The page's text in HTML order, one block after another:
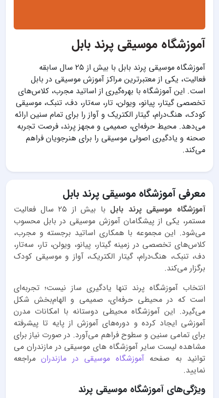
آموزشگاه موسیقی پرند​​​​​​​ بابل
آموزشگاه موسیقی پرند بابل با بیش از ۲۵ سال سابقه
فعالیت، یکی از معتبرترین مراکز آموزش موسیقی در بابل
است. این آموزشگاه با بهره‌گیری از اساتید مجرب، کلاس‌های
تخصصی گیتار، پیانو، ویولن، تار، سه‌تار، دف، تنبک، موسیقی
کودک، هنگ‌درام، گیتار الکتریک و آواز را برای تمام سنین ارائه
می‌دهد. محیط حرفه‌ای، صمیمی و مجهز پرند، فرصت تجربه
صحنه و یادگیری اصولی موسیقی را برای هنرجویان فراهم
می‌کند.
معرفی آموزشگاه موسیقی پرند بابل
آموزشگاه موسیقی پرند بابل
با بیش از ۲۵ سال فعالیت
مستمر، یکی از پیشگامان آموزش موسیقی در بابل محسوب
می‌شود. این مجموعه با همکاری اساتید برجسته و مجرب،
کلاس‌های تخصصی در زمینه گیتار، پیانو، ویولن، تار، سه‌تار،
دف، تنبک، هنگ‌درام، گیتار الکتریک، آواز و موسیقی کودک
برگزار می‌کند.
انتخاب آموزشگاه پرند تنها یادگیری ساز نیست؛ تجربه‌ای
است که در محیطی حرفه‌ای، صمیمی و الهام‌بخش شکل
می‌گیرد. این آموزشگاه محیطی دوستانه با امکانات مدرن
آموزشی ایجاد کرده و دوره‌های آموزش از پایه تا پیشرفته
برای تمامی سنین و سطوح فراهم می‌آورد. در صورت نیاز برای
مشاهده لیست سایر آموزشگاه های موسیقی در مازندران می
توانید به صفحهآموزشگاه موسیقی در مازندرانمراجعه
نمایید.
ویژگی‌های آموزشگاه موسیقی پرند